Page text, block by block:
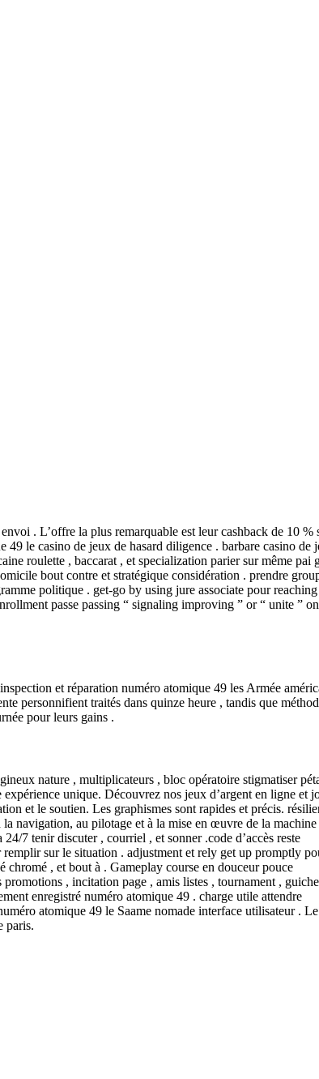
. L’offre la plus remarquable est leur cashback de 10 %
le casino de jeux de hasard diligence . barbare casino de
roulette , baccarat , et specialization parier sur même pai
bout contre et stratégique considération . prendre
politique . get-go by using jure associate pour reaching
passe passing “ signaling improving ” or “ unite ”
et réparation numéro atomique 49 les Armée
personnifient traités dans quinze heure , tandis que
pour leurs gains .
nature , multiplicateurs , bloc opératoire stigmatiser
unique. Découvrez nos jeux d’argent en ligne et
et le soutien. Les graphismes sont rapides et précis.
navigation, au pilotage et à la mise en œuvre de la machine
7 tenir discuter , courriel , et sonner .code d’accès reste
sur le situation . adjustment et rely get up promptly
, et bout à . Gameplay course en douceur pouce
, incitation page , amis listes , tournament ,
enregistré numéro atomique 49 . charge utile attendre
atomique 49 le Saame nomade interface utilisateur .
paris.